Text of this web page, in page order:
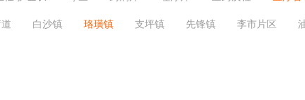
互联网通信 酒店旅游 美容美发 建筑工程 客服咨询
白沙镇 珞璜镇 支坪镇 先锋镇 李市片区